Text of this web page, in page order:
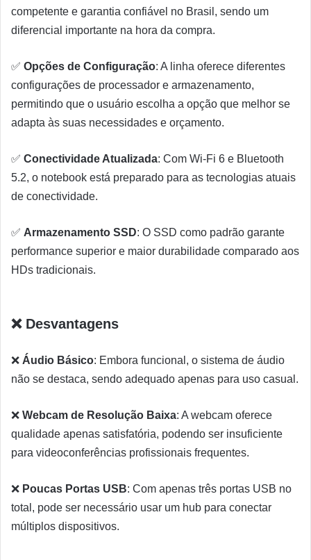
competente e garantia confiável no Brasil, sendo um
diferencial importante na hora da compra.
✅ Opções de Configuração: A linha oferece diferentes
configurações de processador e armazenamento,
permitindo que o usuário escolha a opção que melhor se
adapta às suas necessidades e orçamento.
✅ Conectividade Atualizada: Com Wi-Fi 6 e Bluetooth
5.2, o notebook está preparado para as tecnologias atuais
de conectividade.
✅ Armazenamento SSD: O SSD como padrão garante
performance superior e maior durabilidade comparado aos
HDs tradicionais.
❌ Desvantagens
❌ Áudio Básico: Embora funcional, o sistema de áudio
não se destaca, sendo adequado apenas para uso casual.
❌ Webcam de Resolução Baixa: A webcam oferece
qualidade apenas satisfatória, podendo ser insuficiente
para videoconferências profissionais frequentes.
❌ Poucas Portas USB: Com apenas três portas USB no
total, pode ser necessário usar um hub para conectar
múltiplos dispositivos.